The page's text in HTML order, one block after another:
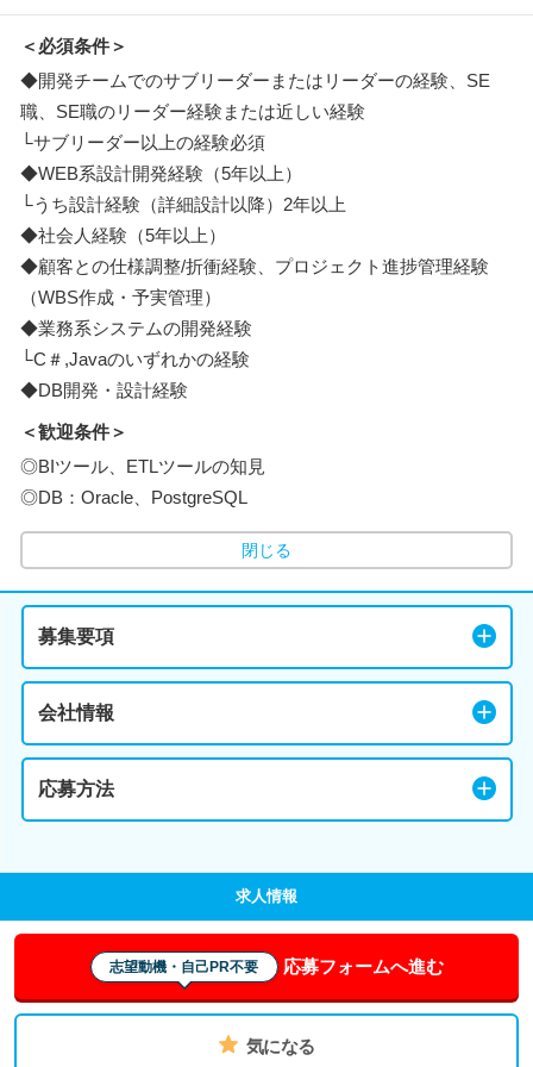
＜必須条件＞
◆開発チームでのサブリーダーまたはリーダーの経験、SE
職、SE職のリーダー経験または近しい経験
└サブリーダー以上の経験必須
◆WEB系設計開発経験（5年以上）
└うち設計経験（詳細設計以降）2年以上
◆社会人経験（5年以上）
◆顧客との仕様調整/折衝経験、プロジェクト進捗管理経験
（WBS作成・予実管理）
◆業務系システムの開発経験
└C＃,Javaのいずれかの経験
◆DB開発・設計経験
＜歓迎条件＞
◎BIツール、ETLツールの知見
◎DB：Oracle、PostgreSQL
閉じる
募集要項
会社情報
応募方法
求人情報
志望動機・自己PR不要 応募フォームへ進む
気になる